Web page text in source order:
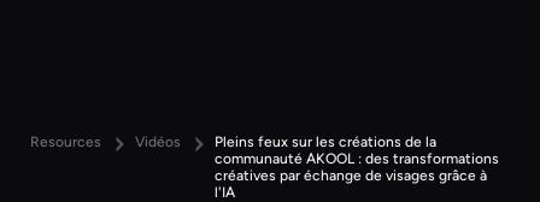
Resources Vidéos
Pleins feux sur les créations de la
communauté AKOOL : des transformations
créatives par échange de visages grâce à
l'IA